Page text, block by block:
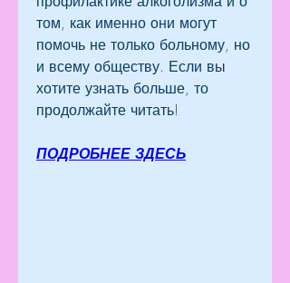
том, как именно они могут
помочь не только больному, но
и всему обществу. Если вы
хотите узнать больше, то
продолжайте читать!
ПОДРОБНЕЕ ЗДЕСЬ